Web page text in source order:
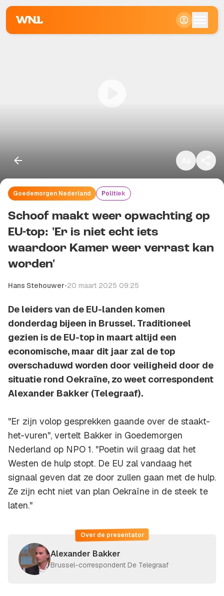
Goedemorgen Nederland Politiek
Schoof maakt weer opwachting op
EU-top: 'Er is niet echt iets
waardoor Kamer weer verrast kan
worden'
Hans Stehouwer•20 maart 2025 09:25
De leiders van de EU-landen komen
donderdag bijeen in Brussel. Traditioneel
gezien is de EU-top in maart altijd een
economische, maar dit jaar zal de top
overschaduwd worden door veiligheid door de
situatie rond Oekraïne, zo weet correspondent
Alexander Bakker (Telegraaf).
"Er zijn volop gesprekken gaande over de staakt-
het-vuren", vertelt Bakker in Goedemorgen
Nederland op NPO 1. "Poetin wil graag dat het
Westen de hulp stopt. De EU zal vandaag het
signaal geven dat ze door zullen gaan met de hulp.
Ze zijn echt niet van plan Oekraïne in de steek te
laten."
Over de presentator
Alexander Bakker
Brussel-correspondent De Telegraaf